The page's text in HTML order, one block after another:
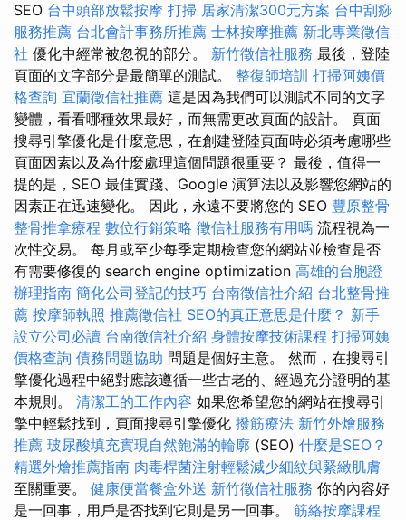
SEO 台中頭部放鬆按摩 打掃 居家清潔300元方案 台中刮痧
服務推薦 台北會計事務所推薦 士林按摩推薦 新北專業徵信
社 優化中經常被忽視的部分。 新竹徵信社服務 最後，登陸
頁面的文字部分是最簡單的測試。 整復師培訓 打掃阿姨價
格查詢 宜蘭徵信社推薦 這是因為我們可以測試不同的文字
變體，看看哪種效果最好，而無需更改頁面的設計。 頁面
搜尋引擎優化是什麼意思，在創建登陸頁面時必須考慮哪些
頁面因素以及為什麼處理這個問題很重要？ 最後，值得一
提的是，SEO 最佳實踐、Google 演算法以及影響您網站的
因素正在迅速變化。 因此，永遠不要將您的 SEO 豐原整骨
整骨推拿療程 數位行銷策略 徵信社服務有用嗎 流程視為一
次性交易。 每月或至少每季定期檢查您的網站並檢查是否
有需要修復的 search engine optimization 高雄的台胞證
辦理指南 簡化公司登記的技巧 台南徵信社介紹 台北整骨推
薦 按摩師執照 推薦徵信社 SEO的真正意思是什麼？ 新手
設立公司必讀 台南徵信社介紹 身體按摩技術課程 打掃阿姨
價格查詢 債務問題協助 問題是個好主意。 然而，在搜尋引
擎優化過程中絕對應該遵循一些古老的、經過充分證明的基
本規則。 清潔工的工作內容 如果您希望您的網站在搜尋引
擎中輕鬆找到，頁面搜尋引擎優化 撥筋療法 新竹外燴服務
推薦 玻尿酸填充實現自然飽滿的輪廓 (SEO) 什麼是SEO？
精選外燴推薦指南 肉毒桿菌注射輕鬆減少細紋與緊緻肌膚
至關重要。 健康便當餐盒外送 新竹徵信社服務 你的內容好
是一回事，用戶是否找到它則是另一回事。 筋絡按摩課程